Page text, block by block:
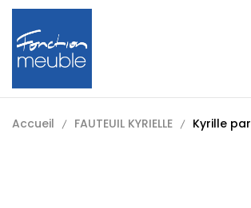
Accueil FAUTEUIL KYRIELLE Kyrille